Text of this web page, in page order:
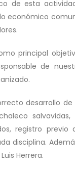
de esta
económico
principal
de
desarrollo
registro
disciplina.
Herrera.